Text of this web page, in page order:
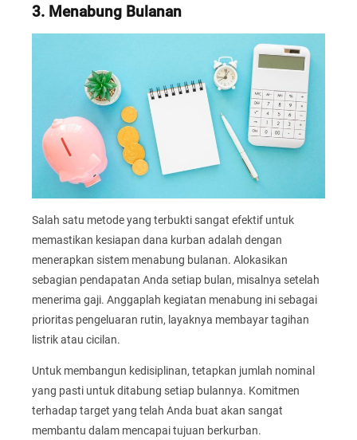
3. Menabung Bulanan
Salah satu metode yang terbukti sangat efektif untuk
memastikan kesiapan dana kurban adalah dengan
menerapkan sistem menabung bulanan. Alokasikan
sebagian pendapatan Anda setiap bulan, misalnya setelah
menerima gaji. Anggaplah kegiatan menabung ini sebagai
prioritas pengeluaran rutin, layaknya membayar tagihan
listrik atau cicilan.
Untuk membangun kedisiplinan, tetapkan jumlah nominal
yang pasti untuk ditabung setiap bulannya. Komitmen
terhadap target yang telah Anda buat akan sangat
membantu dalam mencapai tujuan berkurban.